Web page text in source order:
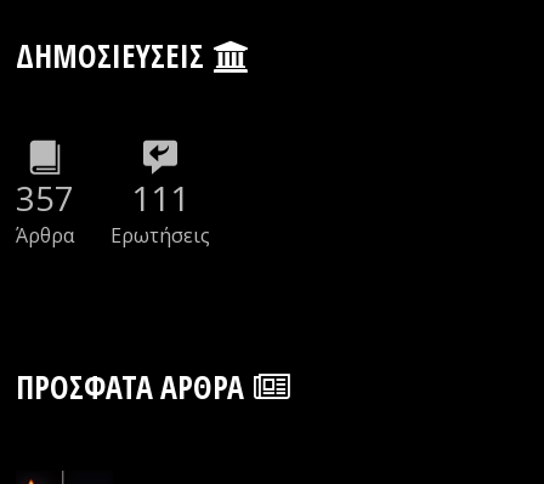
ΔΗΜΟΣΙΕΎΣΕΙΣ
357
Άρθρα
111
Ερωτήσεις
ΠΡΌΣΦΑΤΑ ΆΡΘΡΑ